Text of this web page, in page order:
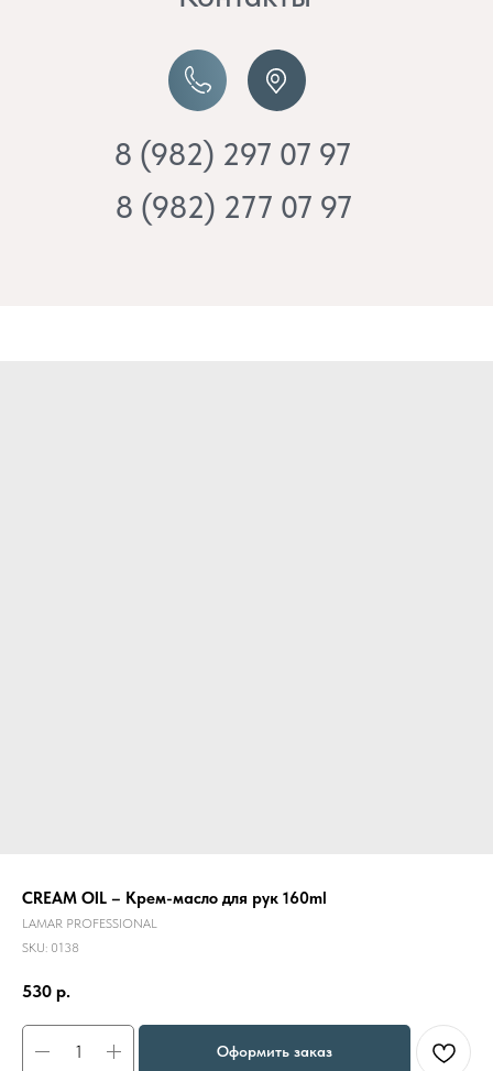
CREAM OIL – Крем-масло для рук 160ml
LAMAR PROFESSIONAL
SKU: 0138
530 р.
Оформить заказ